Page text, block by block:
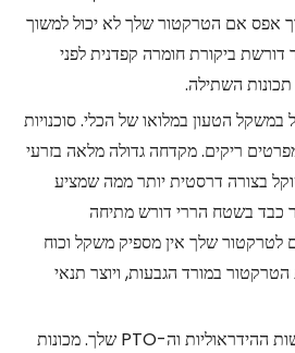
אפס אם הטרקטור שלך לא יכול למשוך
דורשת ביקורת חומרה קפדנית לפני
השתילה.
הטעון במלואו של הכלי. סוכנויות
ריקים. מקדחה גדולה מלאה בזרעי
בצורה דרסטית יותר ממה שמציע
כבד בשטח הררי דורש מתיחה
שלך אין מספיק משקל וכוח
במורד הגבעות, ויוצר תנאי
לאחר מכן, בדוק את הדרישות ההידראוליות וה-PTO שלך. מכונות